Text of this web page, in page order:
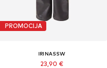
PROMOCIJA
IRINASSW
23,90 €